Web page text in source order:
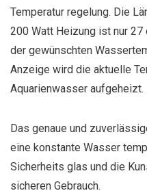
Temperatur regelung. Die
200 Watt Heizung ist nur 27
der gewünschten
Anzeige wird die aktuelle
Aquarienwasser aufgeheizt.
Das genaue und
eine konstante Wasser
Sicherheits glas und die
sicheren Gebrauch.